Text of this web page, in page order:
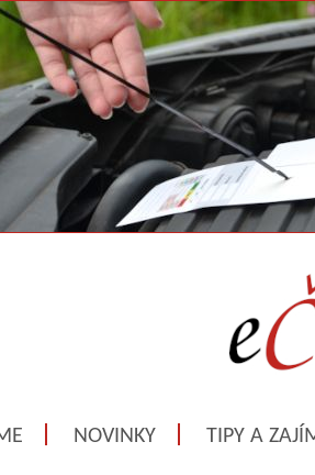
NOVINKY TIPY A